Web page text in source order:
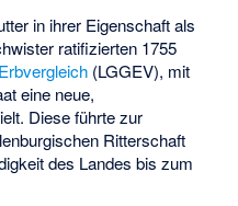
in ihrer Eigenschaft als
ratifizierten 1755
(LGGEV), mit
eine neue,
Diese führte zur
Ritterschaft
des Landes bis zum